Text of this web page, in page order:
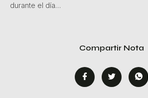
durante el día…
Compartir Nota